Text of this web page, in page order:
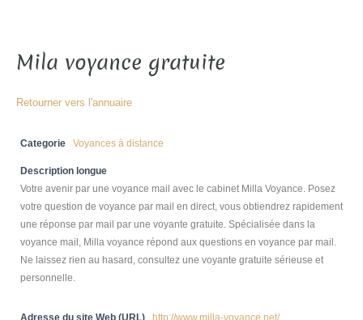
Mila voyance gratuite
Retourner vers l'annuaire
Categorie Voyances à distance
Description longue
Votre avenir par une voyance mail avec le cabinet Milla Voyance. Posez
votre question de voyance par mail en direct, vous obtiendrez rapidement
une réponse par mail par une voyante gratuite. Spécialisée dans la
voyance mail, Milla voyance répond aux questions en voyance par mail.
Ne laissez rien au hasard, consultez une voyante gratuite sérieuse et
personnelle.
Adresse du site Web (URL) http://www.milla-voyance.net/